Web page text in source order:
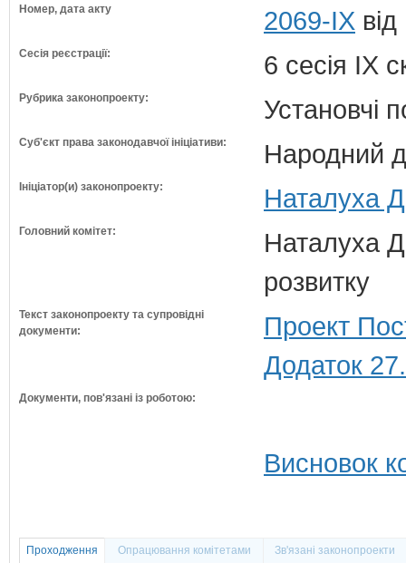
Номер, дата акту 2069-IX
Сесія реєстрації: 6 сесія IX
Рубрика законопроекту: Установчі
Суб'єкт права законодавчої ініціативи: Народний
Ініціатор(и) законопроекту: Наталуха
Головний комітет:
Наталуха
розвитку
Текст законопроекту та супровідні
документи:
Проект
Додаток
Документи, пов'язані із роботою:
Висновок
Проходження Опрацювання комітетами Зв'язані законопроекти